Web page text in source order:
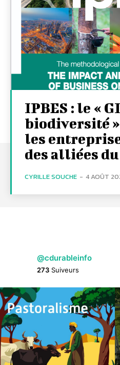
IPBES : le «
biodiversité
les
des alliées
CYRILLE SOUCHE - 4 AOÛT
@cdurableinfo
273 Suiveurs